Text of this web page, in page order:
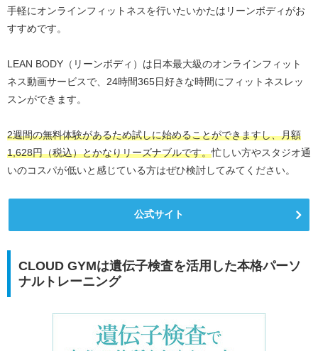
手軽にオンラインフィットネスを行いたいかたはリーンボディがお
すすめです。
LEAN BODY（リーンボディ）は日本最大級のオンラインフィット
ネス動画サービスで、24時間365日好きな時間にフィットネスレッ
スンができます。
2週間の無料体験があるため試しに始めることができますし、月額
1,628円（税込）とかなりリーズナブルです。忙しい方やスタジオ通
いのコスパが低いと感じている方はぜひ検討してみてください。
公式サイト
CLOUD GYMは遺伝子検査を活用した本格パーソ
ナルトレーニング